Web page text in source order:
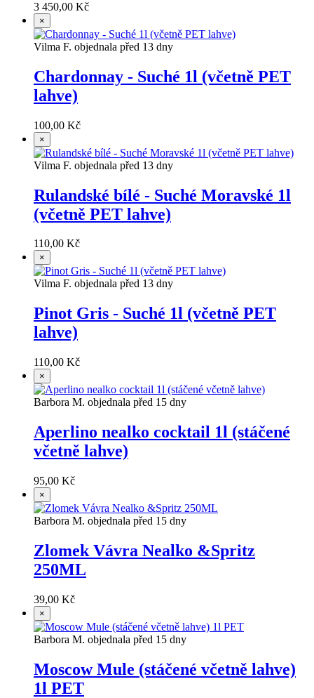
3 450,00 Kč
×
Vilma F. objednala před 13 dny
Chardonnay - Suché 1l (včetně PET
lahve)
100,00 Kč
×
Vilma F. objednala před 13 dny
Rulandské bílé - Suché Moravské 1l
(včetně PET lahve)
110,00 Kč
×
Vilma F. objednala před 13 dny
Pinot Gris - Suché 1l (včetně PET
lahve)
110,00 Kč
×
Barbora M. objednala před 15 dny
Aperlino nealko cocktail 1l (stáčené
včetně lahve)
95,00 Kč
×
Barbora M. objednala před 15 dny
Zlomek Vávra Nealko &Spritz
250ML
39,00 Kč
×
Barbora M. objednala před 15 dny
Moscow Mule (stáčené včetně lahve)
1l PET